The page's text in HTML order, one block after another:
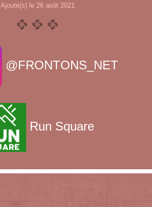
Ajouté(s) le 26 août 2021
@FRONTONS_NET
Run Square